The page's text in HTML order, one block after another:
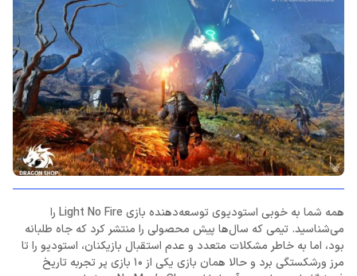
همه شما به خوبی استودیوی توسعه‌دهنده بازی Light No Fire را
می‌شناسید. تیمی که سال‌ها پیش محصولی را منتشر کرد که جاه طلبانه
بود، اما به خاطر مشکلات متعدد و عدم استقبال بازیکنان، استودیو را تا
مرز ورشکستگی برد و حالا همان بازی یکی از 10 بازی پر تجربه تاریخ